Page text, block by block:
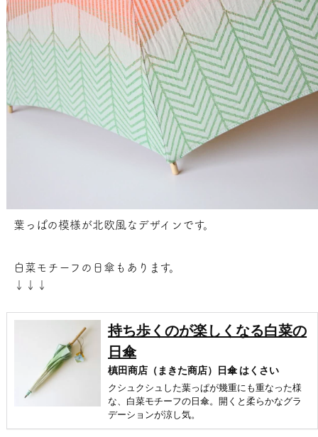
葉っぱの模様が北欧風なデザインです。
白菜モチーフの日傘もあります。
↓↓↓